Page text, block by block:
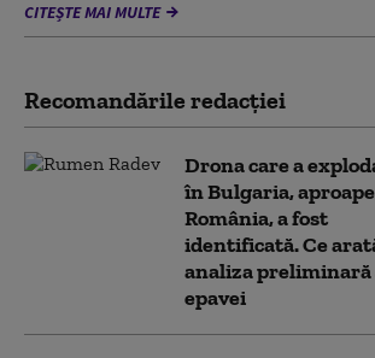
CITEȘTE MAI MULTE
Recomandările redacţiei
Drona care a
în Bulgaria,
România, a fost
identificată. Ce
analiza preliminară
epavei